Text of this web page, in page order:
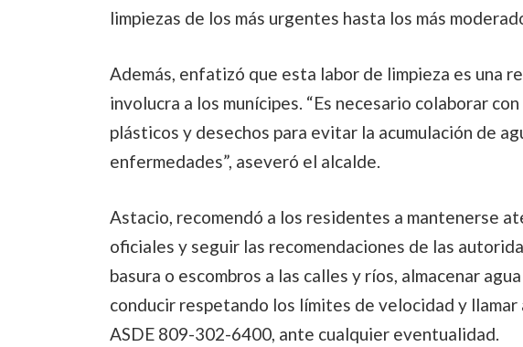
limpiezas de los más urgentes hasta los más
Además, enfatizó que esta labor de limpieza es una
involucra a los munícipes. “Es necesario colaborar
plásticos y desechos para evitar la acumulación de
enfermedades”, aseveró el alcalde.
Astacio, recomendó a los residentes a mantenerse
oficiales y seguir las recomendaciones de las
basura o escombros a las calles y ríos, almacenar
conducir respetando los límites de velocidad y llamar
ASDE 809-302-6400, ante cualquier eventualidad.